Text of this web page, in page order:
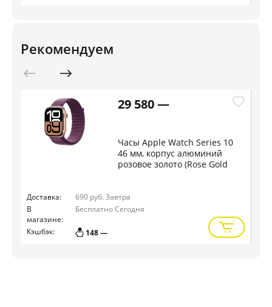
Рекомендуем
29 580 —
Часы Apple Watch Series 10
46 мм, корпус алюминий
розовое золото (Rose Gold
Доставка: 690 руб. Завтра
В
магазине:
БесплатноСегодня
Кэшбэк: 148 —